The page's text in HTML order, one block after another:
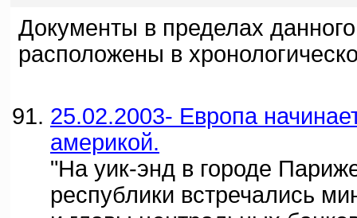
Документы в пределах
расположены в
25.02.2003- Европа
америкой.
"На уик-энд в городе
республики встречались